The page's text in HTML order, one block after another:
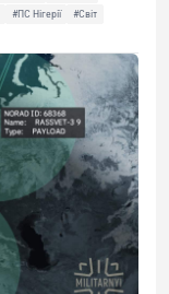
#ПС Нігерії
#Світ